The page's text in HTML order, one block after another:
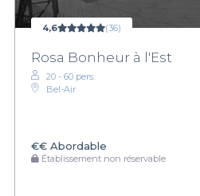
4,6 (36)
Rosa Bonheur à l'Est
20 - 60 pers.
Bel-Air
€€ Abordable
Établissement non réservable